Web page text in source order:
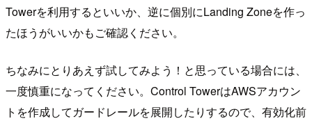
Towerを利用するといいか、逆に個別にLanding Zoneを作っ
たほうがいいかもご確認ください。
ちなみにとりあえず試してみよう！と思っている場合には、
一度慎重になってください。Control TowerはAWSアカウン
トを作成してガードレールを展開したりするので、有効化前